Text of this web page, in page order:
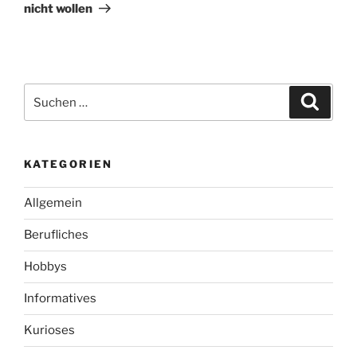
nicht wollen
nach:
KATEGORIEN
Allgemein
Berufliches
Hobbys
Informatives
Kurioses